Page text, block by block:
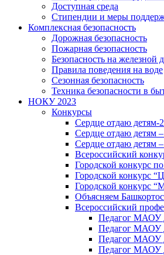
Доступная среда
Стипендии и меры
Комплексная безопасность
Дорожная безопасность
Пожарная безопасность
Безопасность на железной
Правила поведения на воде
Сезонная безопасность
Техника безопасности в
НОКУ 2023
Конкурсы
Сердце отдаю детям-
Сердце отдаю детям
Сердце отдаю детям
Всероссийский
Городской конкурс
Городской конкурс
Городской конкурс
Объясняем
Всероссийский
Педагог МАОУ
Педагог МАОУ
Педагог МАОУ
Педагог МАОУ